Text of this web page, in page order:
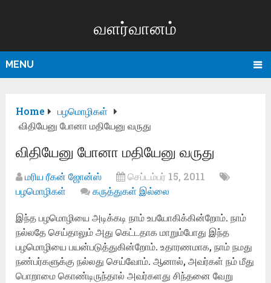
வளர்வானம்
MENU
Home
பழமொழிகள்
விதியேனு போனா மதியேனு வருது
விதியேனு போனா மதியேனு வருது
மரிய ரீகன் ஜோன்ஸ்
செப்டம்பர் 15, 2011
பழமொழிகள்
கருத்துகள் இல்லை
இந்த பழமொழியை அடிக்கடி நாம் உபயோகிக்கின்றோம். நாம்
நல்லதே செய்தாலும் அது கெட்டதாக மாறும்போது இந்த
பழமொழியை பயன்படுத்துகின்றோம். உதாரணமாக, நாம் நமது
நண்பர்களுக்கு நல்லது செய்வோம். ஆனால், அவர்கள் நம் மீது
பொறாமை கொண்டிருந்தால் அவர்களது சிந்தனை வேறு